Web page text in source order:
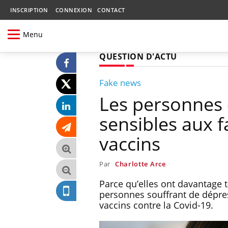
INSCRIPTION CONNEXION CONTACT
Menu
QUESTION D'ACTU
Fake news
Les
sensibles aux
vaccins
Par Charlotte Arce
Parce qu’elles ont
personnes souffrant de
vaccins contre la Covid-19.